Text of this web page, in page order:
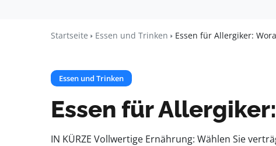
Startseite Essen und Trinken Essen für Allergiker:
Essen und Trinken
Essen für
IN KÜRZE Vollwertige Ernährung: Wählen Sie